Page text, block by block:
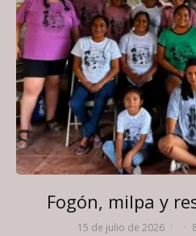
Fogón, milpa y
15 de julio de 2026 · ·